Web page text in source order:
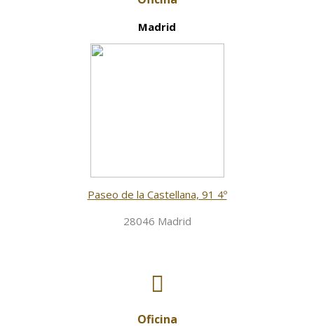
Madrid
Paseo de la Castellana, 91 4º
28046 Madrid
Oficina